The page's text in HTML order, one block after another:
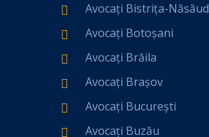
Avocați Bistrița-Năsăud
Avocați Botoșani
Avocați Brăila
Avocați Brașov
Avocați București
Avocați Buzău